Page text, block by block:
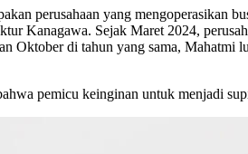
perusahaan yang mengoperasikan
Kanagawa. Sejak Maret 2024,
Oktober di tahun yang sama, Mahatmi
pemicu keinginan untuk menjadi